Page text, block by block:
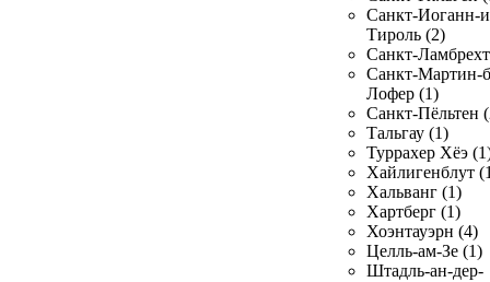
Санкт-Иоганн-
Тироль (2)
Санкт-
Санкт-Мартин-
Лофер (1)
Санкт-Пёльтен
Тальгау (1)
Туррахер Хёэ
Хайлигенблут
Хальванг (1)
Хартберг (1)
Хоэнтауэрн (4)
Целль-ам-Зе (1)
Штадль-ан-дер-